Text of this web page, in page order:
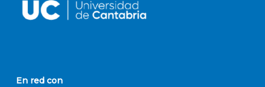
En red con